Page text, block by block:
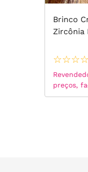
Brinco
Zircônia
☆☆☆☆
preços,